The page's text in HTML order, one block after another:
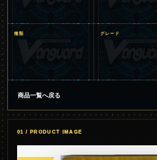
種類 グレード
商品一覧へ戻る
01 / PRODUCT IMAGE